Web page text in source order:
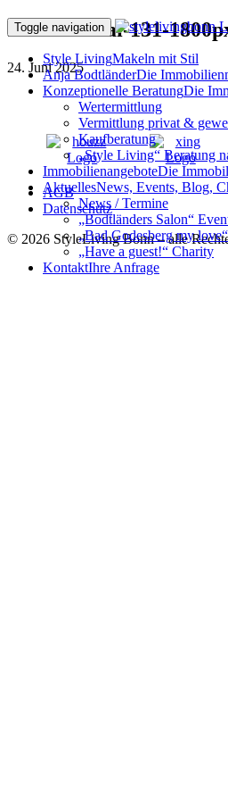
Toggle navigation
Style LivingMakeln mit Stil
Anja BodtländerDie
Konzeptionelle BeratungDie
Wertermittlung
Vermittlung privat &
Kaufberatung
„Style Living“ Beratung
ImmobilienangeboteDie
AktuellesNews, Events, Blog,
News / Termine
„Bodtländers Salon“
„Bad Godesberg my
„Have a guest!“ Charity
KontaktIhre Anfrage
250501ffMai-131-
24. Juni 2025
AGB
Datenschutz
© 2026 StyleLiving Bonn – alle